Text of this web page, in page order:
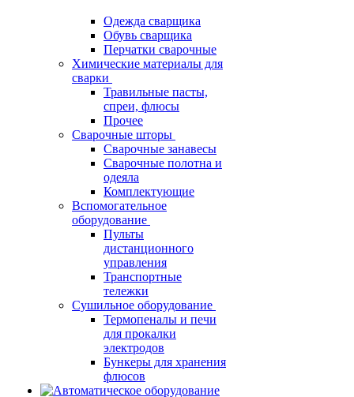
Одежда сварщика
Обувь сварщика
Перчатки сварочные
Химические материалы для
сварки
Травильные пасты,
спреи, флюсы
Прочее
Сварочные шторы
Сварочные занавесы
Сварочные полотна и
одеяла
Комплектующие
Вспомогательное
оборудование
Пульты
дистанционного
управления
Транспортные
тележки
Сушильное оборудование
Термопеналы и печи
для прокалки
электродов
Бункеры для хранения
флюсов